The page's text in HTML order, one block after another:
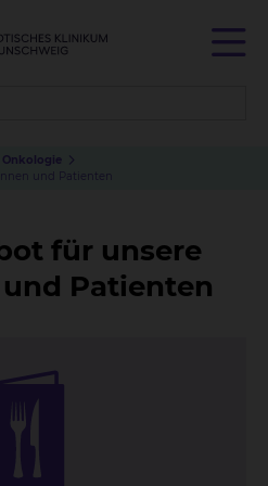
Onkologie
und Patienten
für unsere
Patienten